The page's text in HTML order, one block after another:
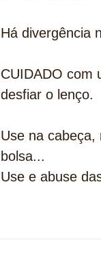
Há divergência
CUIDADO com
desfiar o lenço.
Use na
bolsa...
Use e abuse